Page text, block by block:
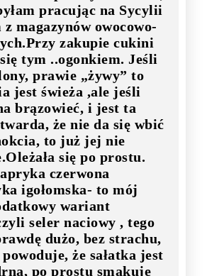
pracując na Sycylii
magazynów owocowo-
zakupie cukini
tym ..ogonkiem. Jeśli
prawie „żywy” to
jest świeża ,ale jeśli
brązowieć, i jest ta
że nie da się wbić
to już jej nie
się po prostu.
czerwona
igołomska- to mój
wariant
seler naciowy , tego
dużo, bez strachu,
że sałatka jest
po prostu smakuje